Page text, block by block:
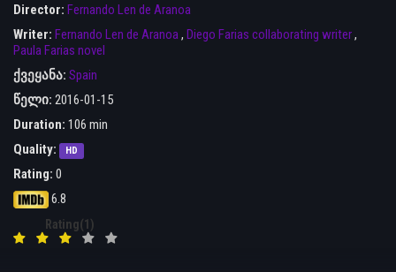
Director: Fernando Len de Aranoa
Writer: Fernando Len de Aranoa, Diego Farias collaborating writer,
Paula Farias novel
ქვეყანა: Spain
წელი: 2016-01-15
Duration: 106 min
Quality:
HD
Rating: 0
6.8
Rating(1)